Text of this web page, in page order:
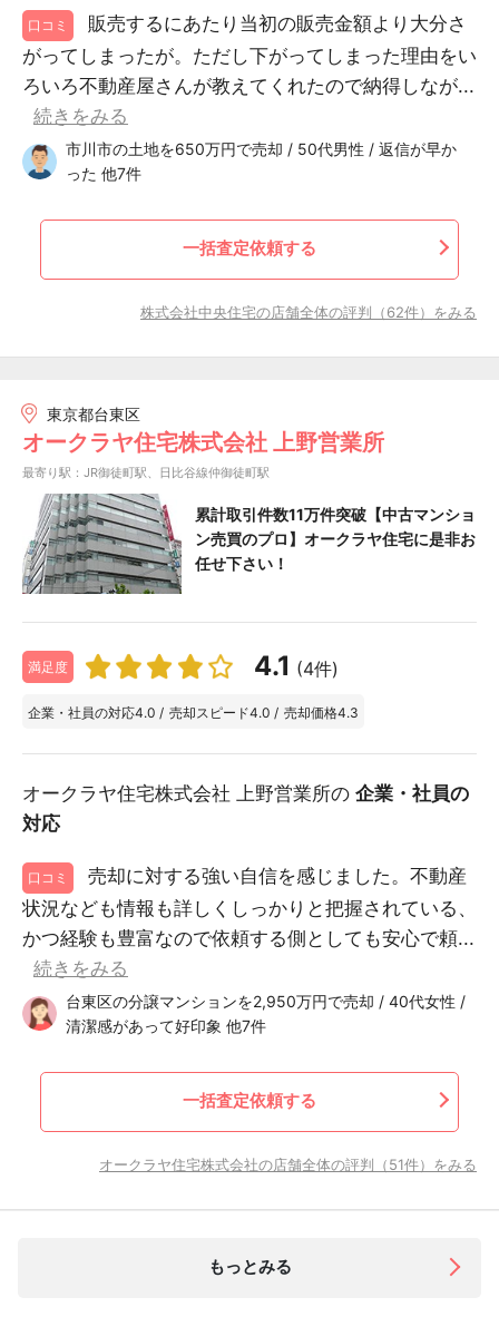
口コミ
販売するにあたり当初の販売金額より大分さ
がってしまったが。ただし下がってしまった理由をい
ろいろ不動産屋さんが教えてくれたので納得しなが...
続きをみる
市川市の土地を650万円で売却 / 50代男性 / 返信が早か
った 他7件
一括査定依頼する
株式会社中央住宅の店舗全体の評判（62件）をみる
東京都台東区
オークラヤ住宅株式会社 上野営業所
最寄り駅：JR御徒町駅、日比谷線仲御徒町駅
累計取引件数11万件突破【中古マンショ
ン売買のプロ】オークラヤ住宅に是非お
任せ下さい！
満足度 4.1 (4件)
企業・社員の対応4.0 / 売却スピード4.0 / 売却価格4.3
オークラヤ住宅株式会社 上野営業所の 企業・社員の
対応
口コミ
売却に対する強い自信を感じました。不動産
状況なども情報も詳しくしっかりと把握されている、
かつ経験も豊富なので依頼する側としても安心で頼...
続きをみる
台東区の分譲マンションを2,950万円で売却 / 40代女性 /
清潔感があって好印象 他7件
一括査定依頼する
オークラヤ住宅株式会社の店舗全体の評判（51件）をみる
もっとみる